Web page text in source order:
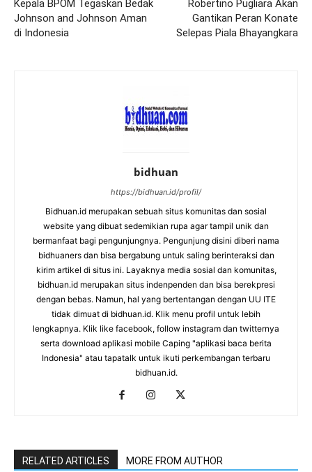
Kepala BPOM Tegaskan Bedak
Johnson and Johnson Aman
di Indonesia
Robertino Pugliara Akan
Gantikan Peran Konate
Selepas Piala Bhayangkara
bidhuan
https://bidhuan.id/profil/
Bidhuan.id merupakan sebuah situs komunitas dan sosial
website yang dibuat sedemikian rupa agar tampil unik dan
bermanfaat bagi pengunjungnya. Pengunjung disini diberi nama
bidhuaners dan bisa bergabung untuk saling berinteraksi dan
kirim artikel di situs ini. Layaknya media sosial dan komunitas,
bidhuan.id merupakan situs indenpenden dan bisa berekpresi
dengan bebas. Namun, hal yang bertentangan dengan UU ITE
tidak dimuat di bidhuan.id. Klik menu profil untuk lebih
lengkapnya. Klik like facebook, follow instagram dan twitternya
serta download aplikasi mobile Caping "aplikasi baca berita
Indonesia" atau tapatalk untuk ikuti perkembangan terbaru
bidhuan.id.
RELATED ARTICLES MORE FROM AUTHOR